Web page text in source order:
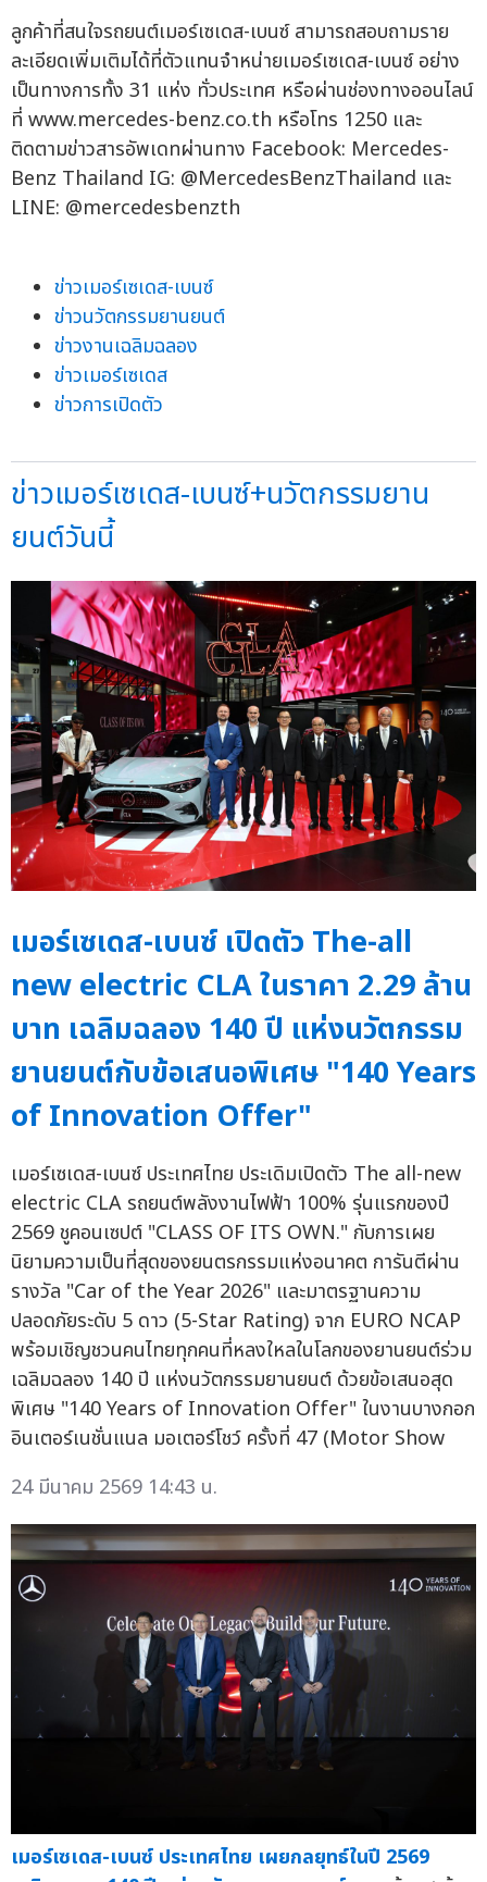
ลูกค้าที่สนใจรถยนต์เมอร์เซเดส-เบนซ์ สามารถสอบถามราย
ละเอียดเพิ่มเติมได้ที่ตัวแทนจำหน่ายเมอร์เซเดส-เบนซ์ อย่าง
เป็นทางการทั้ง 31 แห่ง ทั่วประเทศ หรือผ่านช่องทางออนไลน์
ที่ www.mercedes-benz.co.th หรือโทร 1250 และ
ติดตามข่าวสารอัพเดทผ่านทาง Facebook: Mercedes-
Benz Thailand IG: @MercedesBenzThailand และ
LINE: @mercedesbenzth
ข่าวเมอร์เซเดส-เบนซ์
ข่าวนวัตกรรมยานยนต์
ข่าวงานเฉลิมฉลอง
ข่าวเมอร์เซเดส
ข่าวการเปิดตัว
ข่าวเมอร์เซเดส-เบนซ์+นวัตกรรมยาน
ยนต์วันนี้
เมอร์เซเดส-เบนซ์ เปิดตัว The-all
new electric CLA ในราคา 2.29 ล้าน
บาท เฉลิมฉลอง 140 ปี แห่งนวัตกรรม
ยานยนต์กับข้อเสนอพิเศษ "140 Years
of Innovation Offer"
เมอร์เซเดส-เบนซ์ ประเทศไทย ประเดิมเปิดตัว The all-new
electric CLA รถยนต์พลังงานไฟฟ้า 100% รุ่นแรกของปี
2569 ชูคอนเซปต์ "CLASS OF ITS OWN." กับการเผย
นิยามความเป็นที่สุดของยนตรกรรมแห่งอนาคต การันตีผ่าน
รางวัล "Car of the Year 2026" และมาตรฐานความ
ปลอดภัยระดับ 5 ดาว (5-Star Rating) จาก EURO NCAP
พร้อมเชิญชวนคนไทยทุกคนที่หลงใหลในโลกของยานยนต์ร่วม
เฉลิมฉลอง 140 ปี แห่งนวัตกรรมยานยนต์ ด้วยข้อเสนอสุด
พิเศษ "140 Years of Innovation Offer" ในงานบางกอก
อินเตอร์เนชั่นแนล มอเตอร์โชว์ ครั้งที่ 47 (Motor Show
24 มีนาคม 2569 14:43 น.
เมอร์เซเดส-เบนซ์ ประเทศไทย เผยกลยุทธ์ในปี 2569